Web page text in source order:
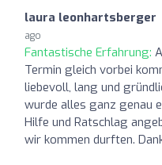
laura leonhartsberger
ago
Fantastische Erfahrung:
Termin gleich vorbei
liebevoll, lang und
wurde alles ganz genau
Hilfe und Ratschlag
wir kommen durften.